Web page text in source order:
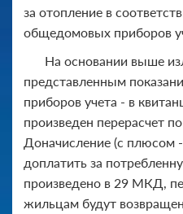
за отопление в
общедомовых приборов
На основании выше
представленным
приборов учета - в
произведен перерасчет
Доначисление (с
доплатить за
произведено в 29 МКД,
жильцам будут